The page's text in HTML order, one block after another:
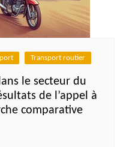
Transport routier
le secteur du
de l’appel à
comparative